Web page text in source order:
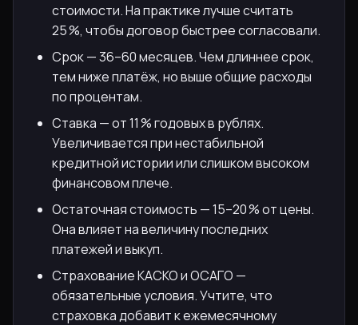
стоимости. На практике лучше считать
25 %, чтобы договор быстрее согласовали.
Срок — 36–60 месяцев. Чем длиннее срок,
тем ниже платёж, но выше общие расходы
по процентам.
Ставка — от 11 % годовых в рублях.
Увеличивается при нестабильной
кредитной истории или слишком высоком
финансовом плече.
Остаточная стоимость — 15–20 % от цены.
Она влияет на величину последних
платежей и выкуп.
Страхование КАСКО и ОСАГО —
обязательные условия. Учтите, что
страховка добавит к ежемесячному